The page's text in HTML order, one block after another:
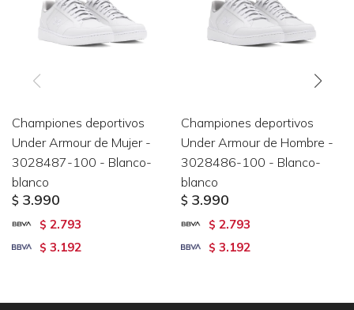
Championes deportivos
Under Armour de Mujer -
3028487-100 - Blanco-
blanco
$ 3.990
$ 2.793
$ 3.192
Championes deportivos
Under Armour de Hombre -
3028486-100 - Blanco-
blanco
$ 3.990
$ 2.793
$ 3.192